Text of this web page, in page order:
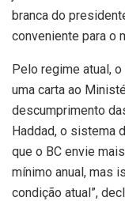
branca do
conveniente para o
Pelo regime atual,
uma carta ao
descumprimento
Haddad, o sistema
que o BC envie
mínimo anual, mas
condição atual”,